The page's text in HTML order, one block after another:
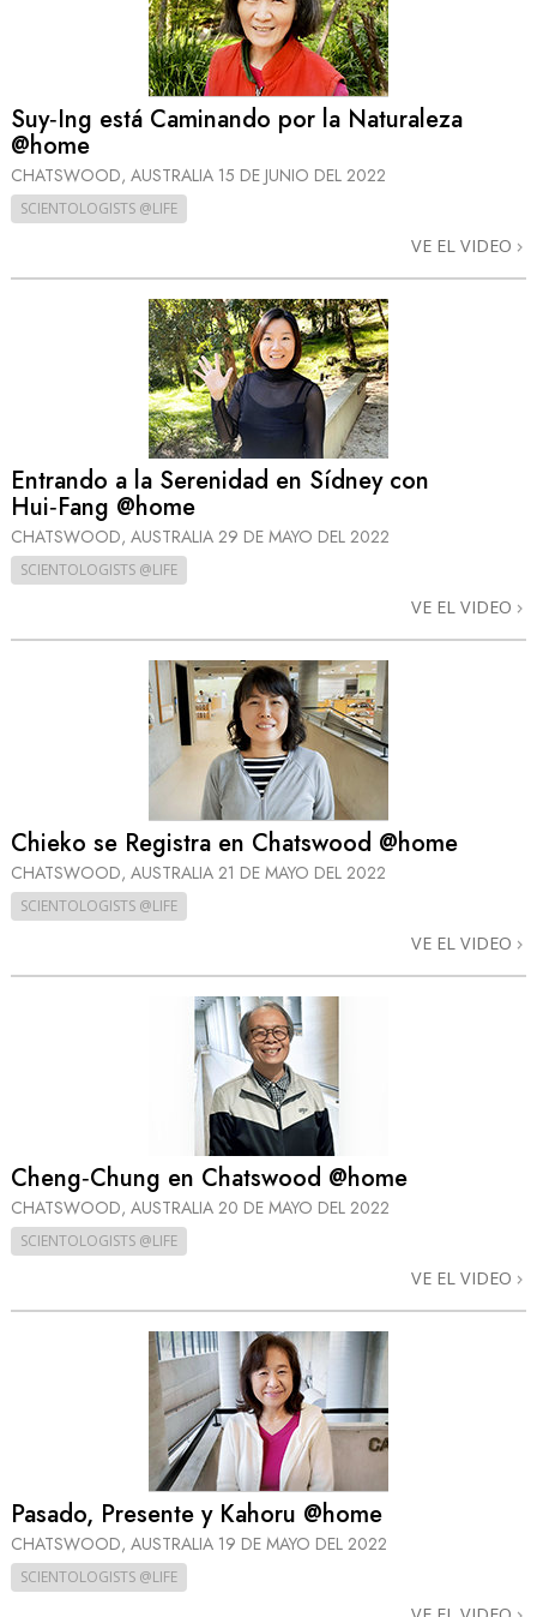
Suy‑Ing está Caminando por la Naturaleza
@home
CHATSWOOD, AUSTRALIA 15 DE JUNIO DEL 2022
SCIENTOLOGISTS @LIFE
VE EL VIDEO
Entrando a la Serenidad en Sídney con
Hui‑Fang @home
CHATSWOOD, AUSTRALIA 29 DE MAYO DEL 2022
SCIENTOLOGISTS @LIFE
VE EL VIDEO
Chieko se Registra en Chatswood @home
CHATSWOOD, AUSTRALIA 21 DE MAYO DEL 2022
SCIENTOLOGISTS @LIFE
VE EL VIDEO
Cheng‑Chung en Chatswood @home
CHATSWOOD, AUSTRALIA 20 DE MAYO DEL 2022
SCIENTOLOGISTS @LIFE
VE EL VIDEO
Pasado, Presente y Kahoru @home
CHATSWOOD, AUSTRALIA 19 DE MAYO DEL 2022
SCIENTOLOGISTS @LIFE